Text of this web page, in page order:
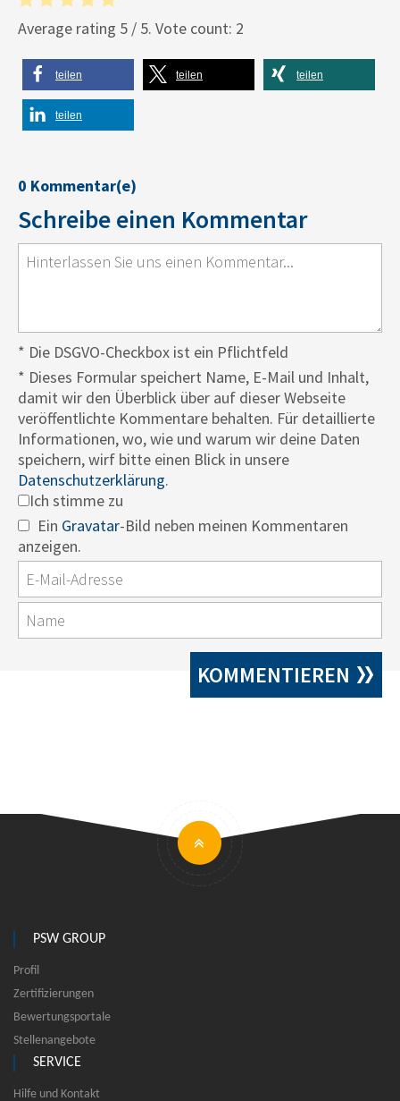
Average rating 5 / 5. Vote count: 2
teilen teilen teilen
teilen
0 Kommentar(e)
Schreibe einen Kommentar
* Die DSGVO-Checkbox ist ein Pflichtfeld
* Dieses Formular speichert Name, E-Mail und Inhalt,
damit wir den Überblick über auf dieser Webseite
veröffentlichte Kommentare behalten. Für detaillierte
Informationen, wo, wie und warum wir deine Daten
speichern, wirf bitte einen Blick in unsere
Datenschutzerklärung.
Ich stimme zu
Ein Gravatar-Bild neben meinen Kommentaren
anzeigen.